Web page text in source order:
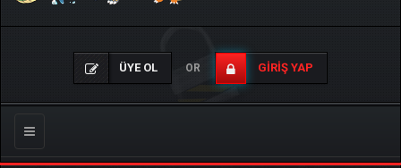
ÜYE OL OR GIRIŞ YAP
Gezinmeyi
Değiştir